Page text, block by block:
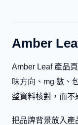
Amber
Amber Leaf 產品
味方向、mg 數、
整資料核對，而不
把品牌背景放入產